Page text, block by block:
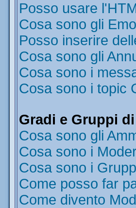
Posso usare
Cosa sono gli
Posso inserire
Cosa sono gli
Cosa sono i
Cosa sono i topic
Gradi e Gruppi
Cosa sono gli
Cosa sono i
Cosa sono i
Come posso far
Come divento